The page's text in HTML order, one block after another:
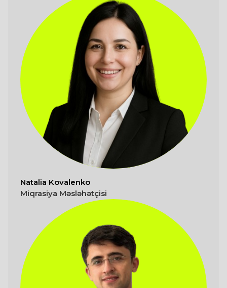
Natalia Kovalenko
Miqrasiya Məsləhətçisi